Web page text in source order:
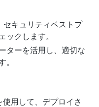
キュリティベストプ
ックします。
ターを活用し、適切な
。
用して、デプロイさ